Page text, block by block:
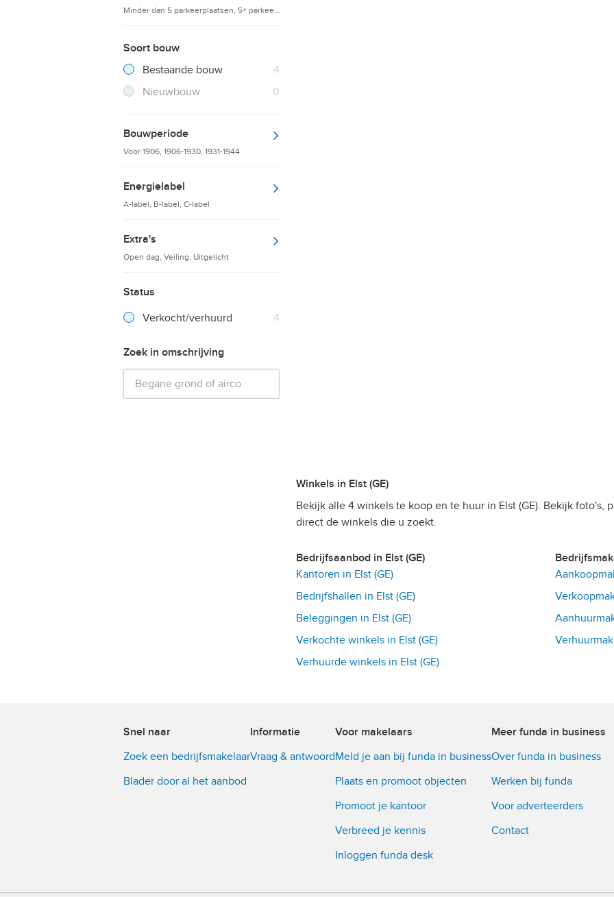
Minder dan 5 parkeerplaatsen, 5+ parkeerplaatsen, 10+ parkeerplaatsen
Soort bouw
Filter verwijderen
Bestaande bouw 4
Resultaten
Nieuwbouw
0
Resultaten
Bouwperiode
Voor 1906, 1906-1930, 1931-1944
Energielabel
A-label, B-label, C-label
Extra's
Open dag, Veiling, Uitgelicht
Status
Verkocht/verhuurd
4
Zoek in omschrijving
Winkels in Elst (GE)
Bekijk alle 4 winkels te koop en te huur in Elst (GE). Bekijk foto's,
direct de winkels die u zoekt.
Bedrijfsaanbod in Elst (GE)
Kantoren in Elst (GE)
Bedrijfshallen in Elst (GE)
Beleggingen in Elst (GE)
Verkochte winkels in Elst (GE)
Verhuurde winkels in Elst (GE)
Snel naar
Zoek een bedrijfsmakelaar
Blader door al het aanbod
Informatie
Vraag & antwoord
Voor makelaars
Meld je aan bij funda in business
Plaats en promoot objecten
Promoot je kantoor
Verbreed je kennis
Inloggen funda desk
Meer funda in business
Over funda in business
Werken bij funda
Voor adverteerders
Contact